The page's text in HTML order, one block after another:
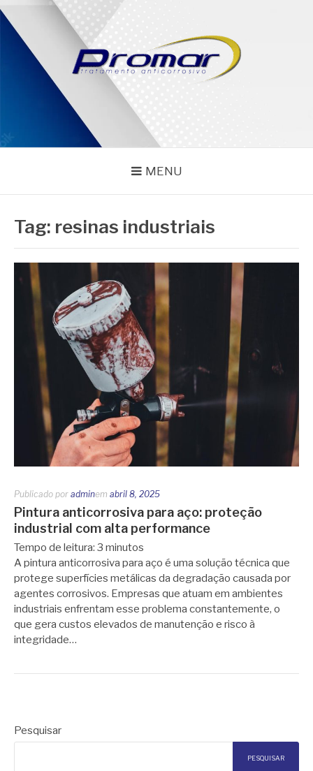
Pular
para
conteúdo
PROMAR
MENU
Tag: resinas industriais
Publicado por adminem abril 8, 2025
Pintura anticorrosiva para aço: proteção
industrial com alta performance
Tempo de leitura: 3 minutos
A pintura anticorrosiva para aço é uma solução técnica que
protege superfícies metálicas da degradação causada por
agentes corrosivos. Empresas que atuam em ambientes
industriais enfrentam esse problema constantemente, o
que gera custos elevados de manutenção e risco à
integridade…
Pesquisar
PESQUISAR